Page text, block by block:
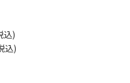
込)
込)